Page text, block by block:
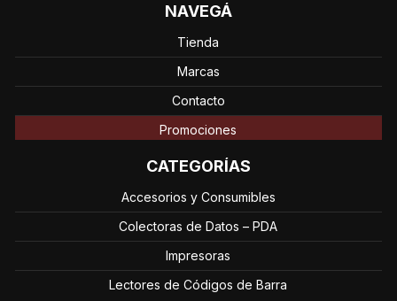
NAVEGÁ
Tienda
Marcas
Contacto
Promociones
CATEGORÍAS
Accesorios y Consumibles
Colectoras de Datos – PDA
Impresoras
Lectores de Códigos de Barra